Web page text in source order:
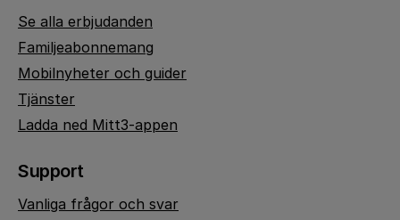
Se alla erbjudanden
Familjeabonnemang
Mobilnyheter och guider
Tjänster
Ladda ned Mitt3-appen
Support
Vanliga frågor och svar